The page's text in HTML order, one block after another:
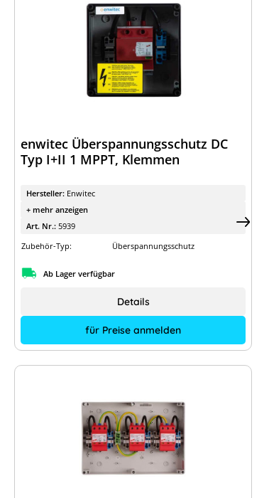
enwitec Überspannungsschutz DC
Typ I+II 1 MPPT, Klemmen
Hersteller: Enwitec
+ mehr anzeigen
Art. Nr.: 5939
Zubehör-Typ:
Überspannungsschutz
Ab Lager verfügbar
für Preise anmelden
Details